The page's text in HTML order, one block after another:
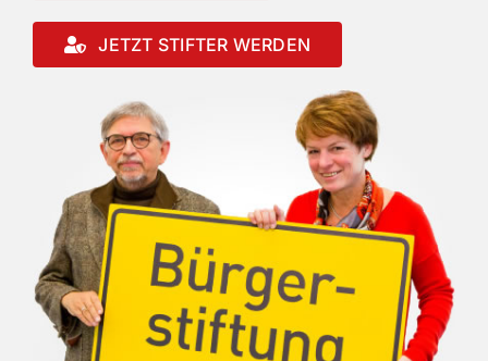
JETZT STIFTER WERDEN